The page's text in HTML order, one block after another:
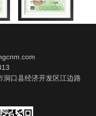
洞口县经济开发区江边路